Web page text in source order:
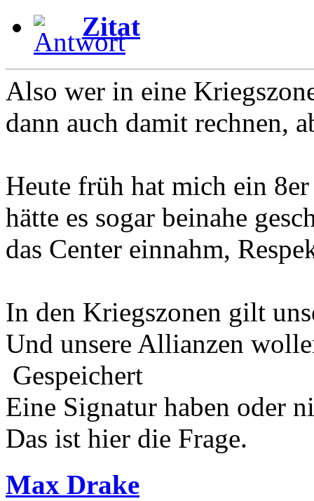
Zitat
Also wer in eine
dann auch damit rechnen,
Heute früh hat mich ein
hätte es sogar beinahe
das Center einnahm,
In den Kriegszonen gilt
Und unsere Allianzen
Gespeichert
Eine Signatur haben oder
Das ist hier die Frage.
Max Drake